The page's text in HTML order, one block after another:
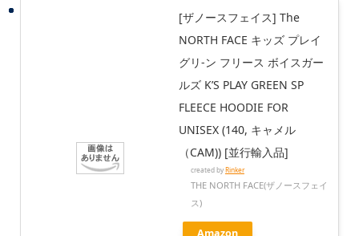
[ザノースフェイス] The
NORTH FACE キッズ プレイ
グリ-ン フリース ボイスガー
ルズ K’S PLAY GREEN SP
FLEECE HOODIE FOR
UNISEX (140, キャメル
（CAM)) [並行輸入品]
created byRinker
THE NORTH FACE(ザノースフェイ
ス)
Amazon